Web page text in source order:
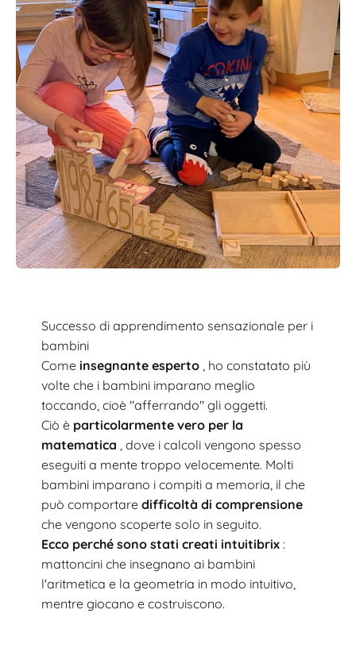
Successo di apprendimento sensazionale per i
bambini
Come insegnante esperto , ho constatato più
volte che i bambini imparano meglio
toccando, cioè "afferrando" gli oggetti.
Ciò è particolarmente vero per la
matematica , dove i calcoli vengono spesso
eseguiti a mente troppo velocemente. Molti
bambini imparano i compiti a memoria, il che
può comportare difficoltà di comprensione
che vengono scoperte solo in seguito.
Ecco perché sono stati creati intuitibrix :
mattoncini che insegnano ai bambini
l'aritmetica e la geometria in modo intuitivo,
mentre giocano e costruiscono.